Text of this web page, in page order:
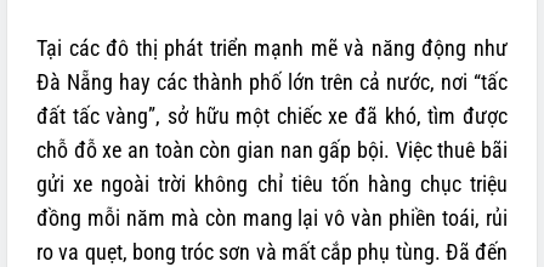
Tại các đô thị phát triển mạnh mẽ và năng động như
Đà Nẵng hay các thành phố lớn trên cả nước, nơi “tấc
đất tấc vàng”, sở hữu một chiếc xe đã khó, tìm được
chỗ đỗ xe an toàn còn gian nan gấp bội. Việc thuê bãi
gửi xe ngoài trời không chỉ tiêu tốn hàng chục triệu
đồng mỗi năm mà còn mang lại vô vàn phiền toái, rủi
ro va quẹt, bong tróc sơn và mất cắp phụ tùng. Đã đến